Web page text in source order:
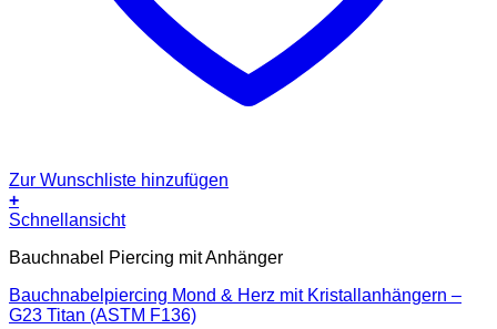
Zur Wunschliste hinzufügen
+
Schnellansicht
Bauchnabel Piercing mit Anhänger
Bauchnabelpiercing Mond & Herz mit Kristallanhängern –
G23 Titan (ASTM F136)